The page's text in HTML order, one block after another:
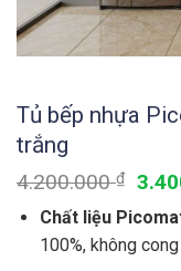
Tủ bếp nhựa
trắng
4.200.000₫
Chất liệu
100%, không